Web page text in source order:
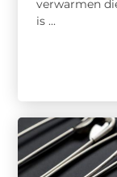
verwarmen
is ...